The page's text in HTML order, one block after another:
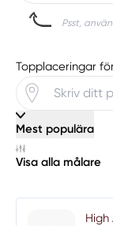
Psst,
Topplaceringar
Mest populära
Visa alla målare
High